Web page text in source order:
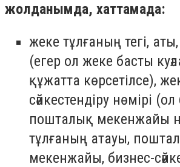
жолданымда, хаттамада:
жеке тұлғаның тегі, аты,
(егер ол жеке басты
құжатта көрсетілсе),
сәйкестендіру нөмірі
пошталық мекенжайы
тұлғаның атауы,
мекенжайы, бизнес-